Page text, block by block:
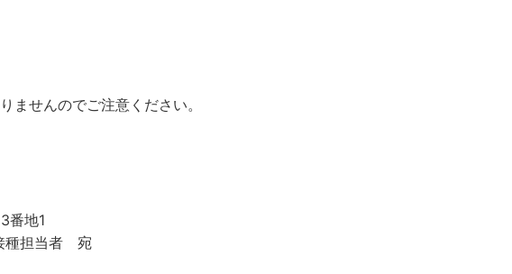
せんのでご注意ください。
番地1
種担当者 宛